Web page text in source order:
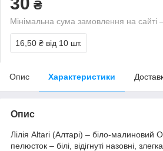
₴
Мінімальна сума замовлення на
16,50 ₴ від 10 шт.
Опис Характеристики
Опис
Лілія Altari (Алтарі) – біло-малиновий
пелюсток – білі, відігнуті назовні,